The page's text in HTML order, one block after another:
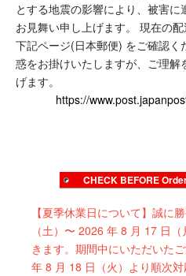
とする地震の影響により、被害
お見舞い申し上げます。
現在の配
下記ページ(日本郵便) をご確認く
惑をお掛けいたしますが、ご理
げます。
https://
CHECK BEFORE
【夏季休業日について】誠に
（土）〜 2026 年 8 月 17 日
きます。期間中にいただいた
年 8 月 18 日（火）より順次対